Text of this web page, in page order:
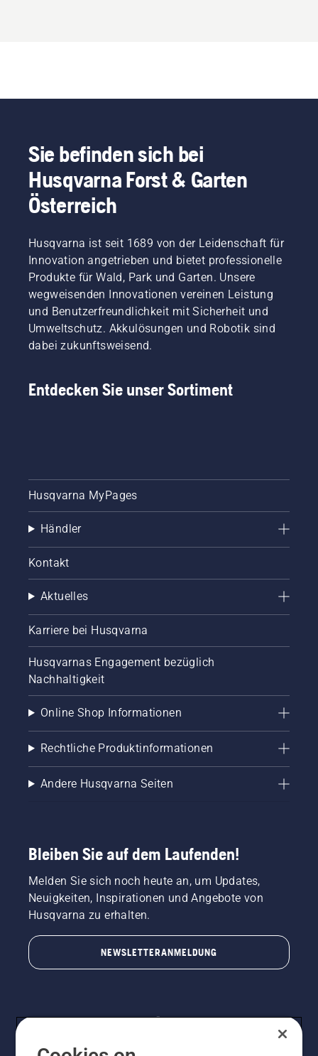
Sie befinden sich bei
Husqvarna Forst & Garten
Österreich
Husqvarna ist seit 1689 von der Leidenschaft für
Innovation angetrieben und bietet professionelle
Produkte für Wald, Park und Garten. Unsere
wegweisenden Innovationen vereinen Leistung
und Benutzerfreundlichkeit mit Sicherheit und
Umweltschutz. Akkulösungen und Robotik sind
dabei zukunftsweisend.
Entdecken Sie unser Sortiment
Husqvarna MyPages
Händler
Kontakt
Aktuelles
Karriere bei Husqvarna
Husqvarnas Engagement bezüglich
Nachhaltigkeit
Online Shop Informationen
Rechtliche Produktinformationen
Andere Husqvarna Seiten
Bleiben Sie auf dem Laufenden!
Melden Sie sich noch heute an, um Updates,
Neuigkeiten, Inspirationen und Angebote von
Husqvarna zu erhalten.
NEWSLETTERANMELDUNG